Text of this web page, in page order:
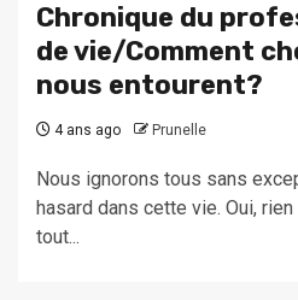
Chronique du
de vie/Comment
nous entourent?
4 ans ago Prunelle
Nous ignorons tous sans
hasard dans cette vie. Oui,
tout...